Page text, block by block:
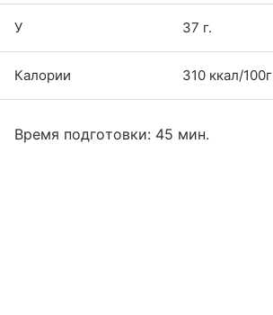
У 37 г.
Калории 310 ккал/100г
Время подготовки: 45 мин.